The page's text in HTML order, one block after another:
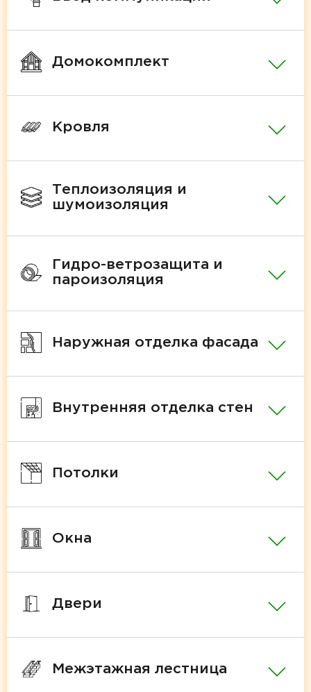
Домокомплект
Кровля
Теплоизоляция и
шумоизоляция
Гидро-ветрозащита и
пароизоляция
Наружная отделка фасада
Внутренняя отделка стен
Потолки
Окна
Двери
Межэтажная лестница